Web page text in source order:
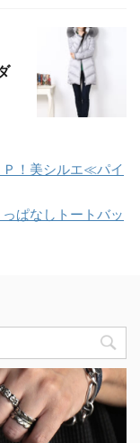
Ｐ！美シルエ≪パイ
ぱなしトートバッ